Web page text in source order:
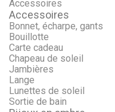
Accessoires
Accessoires
Bonnet, écharpe, gants
Bouillotte
Carte cadeau
Chapeau de soleil
Jambières
Lange
Lunettes de soleil
Sortie de bain